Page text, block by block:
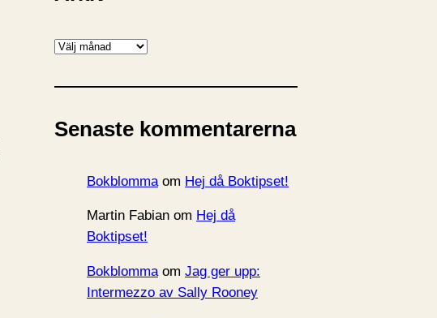
A
k
v
Senaste kommentarerna
Bokblomma om Hej då Boktipset!
Martin Fabian om Hej då
Boktipset!
Bokblommaom Jag ger upp:
Intermezzo av Sally Rooney